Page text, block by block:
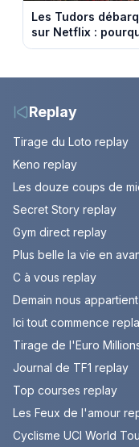
Les Tudors
sur Netflix :
série n’a rien
Replay
Tirage du Loto replay
Keno replay
Les douze coups de
Secret Story replay
Gym direct replay
Plus belle la vie en
C à vous replay
Demain nous
Ici tout commence
Tirage de l'Euro
Journal de TF1 replay
Top courses replay
Les Feux de l'amour
Cyclisme UCI World